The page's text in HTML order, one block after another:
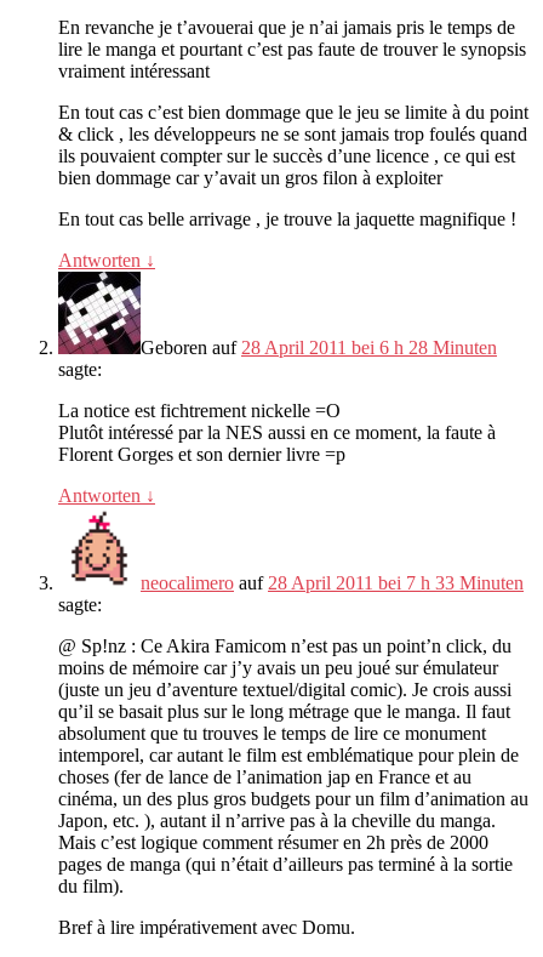
En revanche je t’avouerai que je n’ai jamais pris le temps de
lire le manga et pourtant c’est pas faute de trouver le synopsis
vraiment intéressant
En tout cas c’est bien dommage que le jeu se limite à du point
& click , les développeurs ne se sont jamais trop foulés quand
ils pouvaient compter sur le succès d’une licence , ce qui est
bien dommage car y’avait un gros filon à exploiter
En tout cas belle arrivage , je trouve la jaquette magnifique !
Antworten ↓
Geboren auf 28 April 2011 bei 6 h 28 Minuten
sagte:
La notice est fichtrement nickelle =O
Plutôt intéressé par la NES aussi en ce moment, la faute à
Florent Gorges et son dernier livre =p
Antworten ↓
neocalimero auf 28 April 2011 bei 7 h 33 Minuten
sagte:
@ Sp!nz : Ce Akira Famicom n’est pas un point’n click, du
moins de mémoire car j’y avais un peu joué sur émulateur
(juste un jeu d’aventure textuel/digital comic). Je crois aussi
qu’il se basait plus sur le long métrage que le manga. Il faut
absolument que tu trouves le temps de lire ce monument
intemporel, car autant le film est emblématique pour plein de
choses (fer de lance de l’animation jap en France et au
cinéma, un des plus gros budgets pour un film d’animation au
Japon, etc. ), autant il n’arrive pas à la cheville du manga.
Mais c’est logique comment résumer en 2h près de 2000
pages de manga (qui n’était d’ailleurs pas terminé à la sortie
du film).
Bref à lire impérativement avec Domu.